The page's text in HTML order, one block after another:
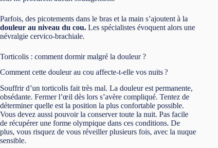
Parfois, des picotements dans le bras et la main s’ajoutent à la
douleur au niveau du cou. Les spécialistes évoquent alors une
névralgie cervico-brachiale.
Torticolis : comment dormir malgré la douleur ?
Comment cette douleur au cou affecte-t-elle vos nuits ?
Souffrir d’un torticolis fait très mal. La douleur est permanente,
obsédante. Fermer l’œil dès lors s’avère compliqué. Tentez de
déterminer quelle est la position la plus confortable possible.
Vous devez aussi pouvoir la conserver toute la nuit. Pas facile
de récupérer une forme olympique dans ces conditions. De
plus, vous risquez de vous réveiller plusieurs fois, avec la nuque
sensible.